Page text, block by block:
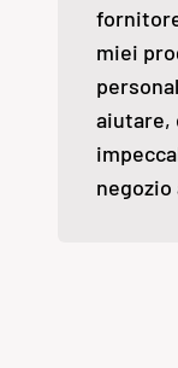
miei
aiutare,